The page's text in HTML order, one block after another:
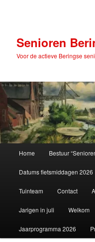
inhoudSenioren
Voor de actieve Beringse
Home Bestuur
Datums fietsmiddagen 2026
Tuinteam Contact
Jarigen in juli Welkom
Jaarprogramma 2026